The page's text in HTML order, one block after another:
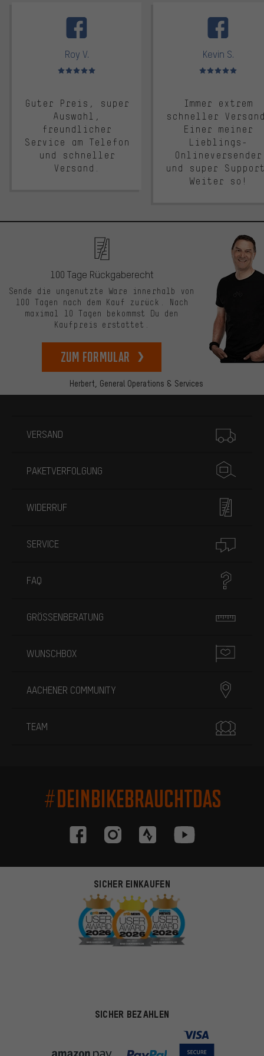
Roy V.
Bewertungen: 5 von 5
Guter Preis, super
Auswahl,
freundlicher
Service am Telefon
und schneller
Versand.
Kevin S.
Bewertungen: 5 von 5
Immer extrem
schneller
Einer meiner
Lieblings-
Onlineversender
und super
Weiter so!
Herbert, General Operations & Services
100 Tage Rückgaberecht
Sende die ungenutzte Ware innerhalb von
100 Tagen nach dem Kauf zurück. Nach
maximal 10 Tagen bekommst Du den
Kaufpreis erstattet.
zum Formular
VERSAND
PAKETVERFOLGUNG
WIDERRUF
SERVICE
FAQ
GRÖSSENBERATUNG
WUNSCHBOX
AACHENER COMMUNITY
TEAM
#DEINBIKEBRAUCHTDAS
SICHER EINKAUFEN
SICHER BEZAHLEN